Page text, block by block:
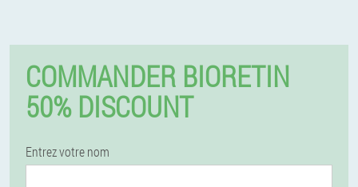
COMMANDER BIORETIN
50% DISCOUNT
Entrez votre nom